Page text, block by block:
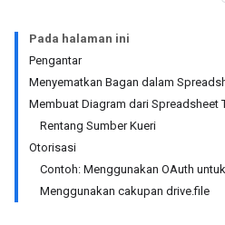
Pada halaman ini
Pengantar
Menyematkan Bagan dalam
Membuat Diagram dari Spreadsheet
Rentang Sumber Kueri
Otorisasi
Contoh: Menggunakan OAuth
Menggunakan cakupan drive.file